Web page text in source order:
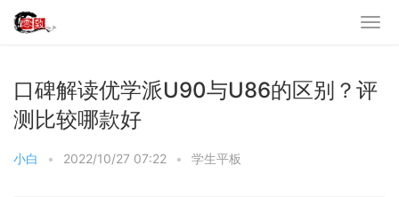
口碑解读优学派U90与U86的区别？评
测比较哪款好
小白 • 2022/10/27 07:22 • 学生平板